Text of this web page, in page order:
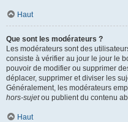
Haut
Que sont les modérateurs ?
Les modérateurs sont des
consiste à vérifier au jour le jour le
pouvoir de modifier ou supprimer
déplacer, supprimer et diviser les
Généralement, les modérateurs
hors-sujetou publient du contenu
Haut